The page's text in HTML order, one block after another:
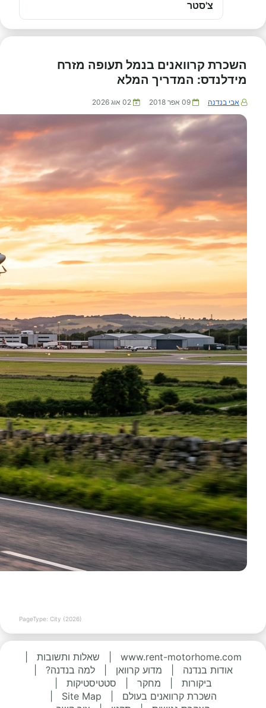
צ'סטר
השכרת קרוואנים בנמל תעופה מזרח
מידלנדס: המדריך המלא
אבי בנדנה 09 אפר 2018 02 אוג 2026
PageType: City (2026)
www.rent-motorhome.com שאלות ותשובות
אודות בנדנה
מדוע קרוואן למה בנדנה?
ביקורות
מחקר סטטיסטיקות
השכרת קרוואנים בעולם
Site Map